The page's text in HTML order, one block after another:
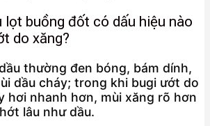
lọt buồng đốt có dấu hiệu nào
do xăng?
thường đen bóng, bám dính,
dầu cháy; trong khi bugi ướt do
hơi nhanh hơn, mùi xăng rõ hơn
lâu như dầu.